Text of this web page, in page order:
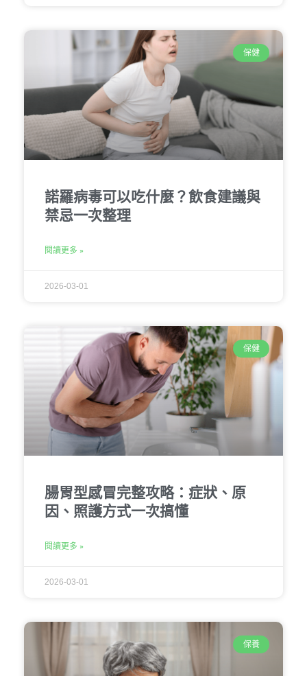
保健
諾羅病毒可以吃什麼？飲食建議與
禁忌一次整理
閱讀更多 »
2026-03-01
保健
腸胃型感冒完整攻略：症狀、原
因、照護方式一次搞懂
閱讀更多 »
2026-03-01
保養